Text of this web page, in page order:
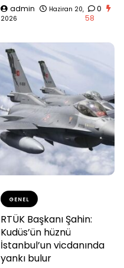
admin
Haziran 20,
2026
0
58
GENEL
RTÜK Başkanı Şahin:
Kudüs’ün hüznü
İstanbul’un vicdanında
yankı bulur